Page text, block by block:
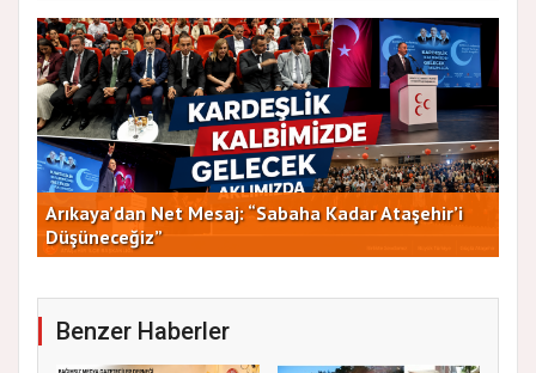
Arıkaya’dan Net Mesaj: “Sabaha Kadar Ataşehir’i
Düşüneceğiz”
Benzer Haberler